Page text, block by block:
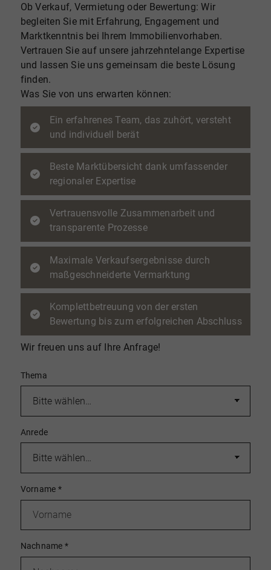
Ob Verkauf, Vermietung oder Bewertung: Wir
begleiten Sie mit Erfahrung, Engagement und
Marktkenntnis bei Ihrem Immobilienvorhaben.
Vertrauen Sie auf unsere jahrzehntelange Expertise
und lassen Sie uns gemeinsam die beste Lösung
finden.
Was Sie von uns erwarten können:
Ein erfahrenes Team, das zuhört, versteht
und individuell berät
Beste Marktübersicht dank umfassender
regionaler Expertise
Vertrauensvolle Zusammenarbeit und
transparente Prozesse
Maximale Verkaufsergebnisse durch
maßgeschneiderte Vermarktung
Komplettbetreuung von der ersten
Bewertung bis zum erfolgreichen Abschluss
Wir freuen uns auf Ihre Anfrage!
Thema
Anrede
Vorname *
Nachname *